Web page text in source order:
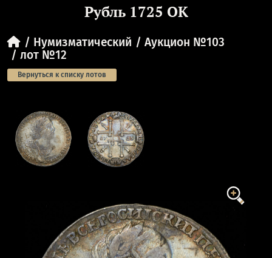
Рубль 1725 ОК
Нумизматический
Аукцион №103
лот №12
Вернуться к списку лотов